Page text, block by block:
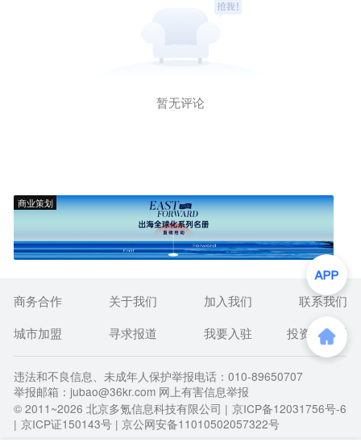
暂无评论
商业策划
商务合作 关于我们 加入我们
联系我们
城市加盟
寻求报道 我要入驻 投资者关系
违法和不良信息、未成年人保护举报电话：010-89650707
举报邮箱：jubao@36kr.com 网上有害信息举报
© 2011~2026 北京多氪信息科技有限公司 | 京ICP备12031756号-6
| 京ICP证150143号 | 京公网安备11010502057322号